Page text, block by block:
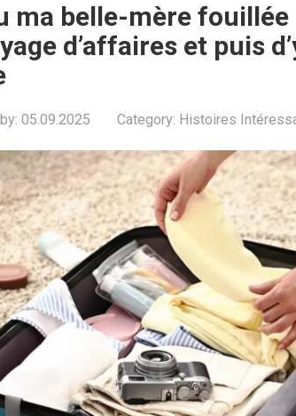
ma belle-mère
d’affaires et puis
05.09.2025 Category: Histoires